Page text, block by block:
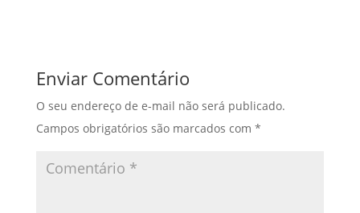
Enviar Comentário
O seu endereço de e-mail não será publicado.
Campos obrigatórios são marcados com *